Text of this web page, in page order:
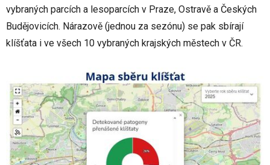
vybraných parcích a lesoparcích v Praze, Ostravě a Českých
Budějovicích. Nárazově (jednou za sezónu) se pak sbírají
klíšťata i ve všech 10 vybraných krajských městech v ČR.